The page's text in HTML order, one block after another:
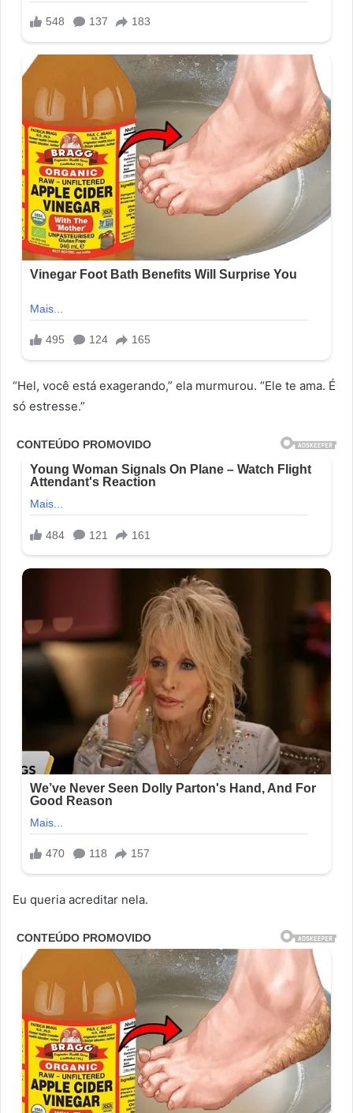
“Hel, você está exagerando,” ela murmurou. “Ele te ama. É
só estresse.”
Eu queria acreditar nela.